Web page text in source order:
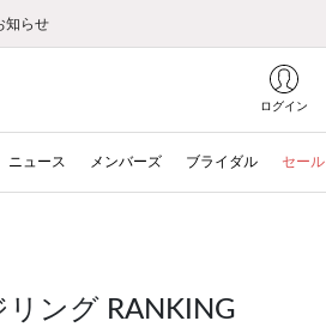
て
知らせ
送て
ログイン
ニュース メンバーズ ブライダル セール
ング RANKING